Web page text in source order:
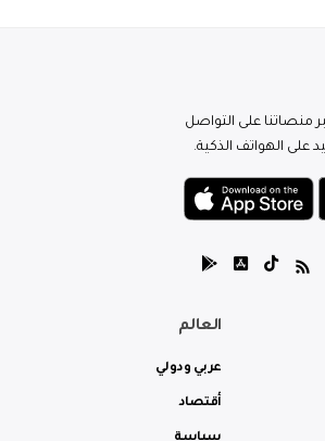
منصاتنا على التواصل
على الهواتف الذكية.
العالم
عربي ودولي
أقتصاد